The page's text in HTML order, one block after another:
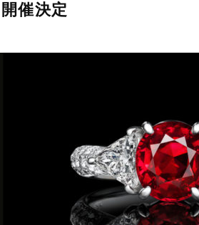
催決定